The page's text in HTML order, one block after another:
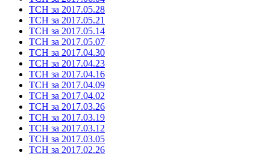
ТСН за 2017.05.28
ТСН за 2017.05.21
ТСН за 2017.05.14
ТСН за 2017.05.07
ТСН за 2017.04.30
ТСН за 2017.04.23
ТСН за 2017.04.16
ТСН за 2017.04.09
ТСН за 2017.04.02
ТСН за 2017.03.26
ТСН за 2017.03.19
ТСН за 2017.03.12
ТСН за 2017.03.05
ТСН за 2017.02.26